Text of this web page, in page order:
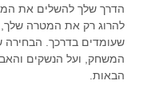
הדרך שלך להשלים את
להרוג רק את המטרה שלך,
שעומדים בדרכך. הבחירה
המשחק, ועל הנשקים
הבאות.